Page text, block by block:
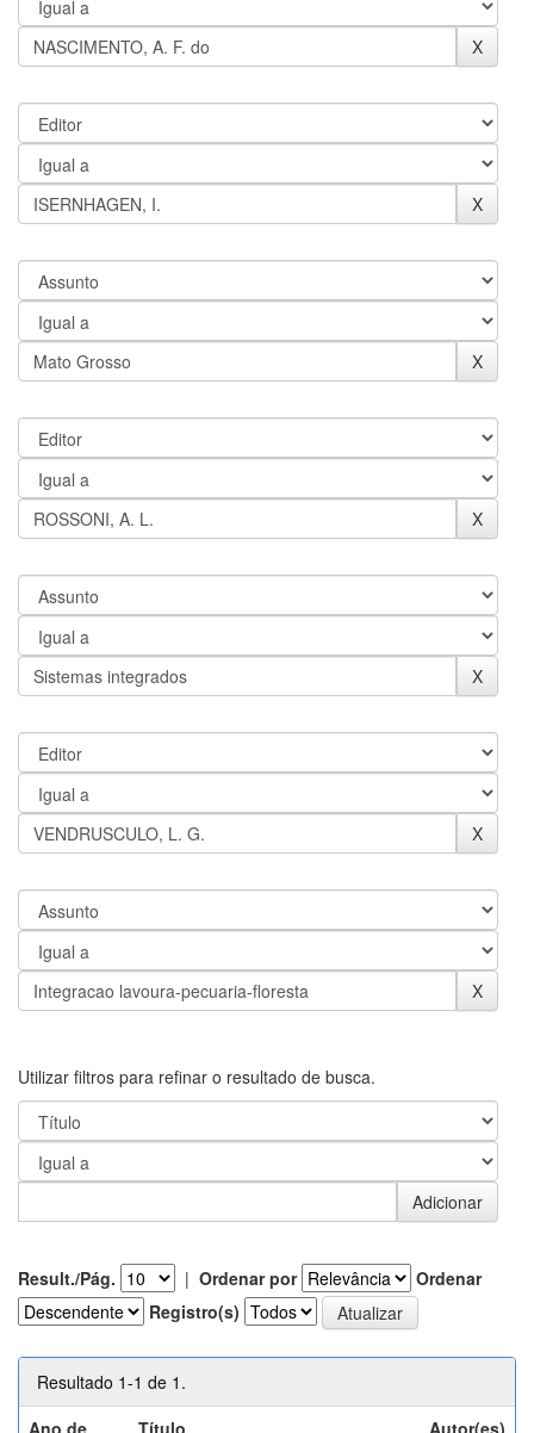
Utilizar filtros para refinar o resultado de busca.
Result./Pág. | Ordenar por
Ordenar
Registro(s)
Resultado 1-1 de 1.
Ano de
Título Autor(es)